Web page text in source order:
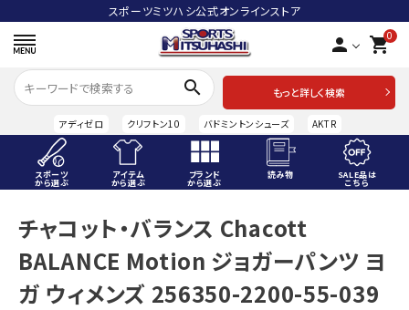
スポーツミツハシ公式オンラインストア
person 0
shopping_cart
search
もっと詳しく検索
アディゼロ クリフトン10 バドミントンシューズ AKTR
スポーツ
から選ぶ
アイテム
から選ぶ
ブランド
から選ぶ
読み物 SALE品は
こちら
ようこそ ゲスト 様
meeting_room ログイン person 会員登録
チャコット・バランス Chacott
BALANCE Motion ジョガーパンツ ヨ
ガ ウィメンズ 256350-2200-55-039